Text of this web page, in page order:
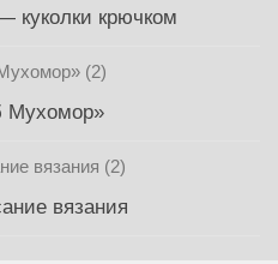
куколки крючком
Мухомор»
вязания